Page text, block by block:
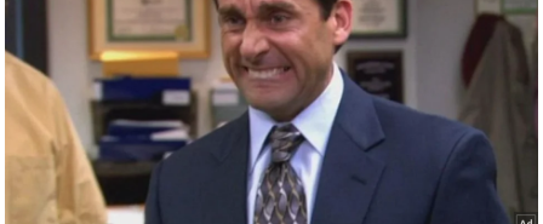
g
N
e